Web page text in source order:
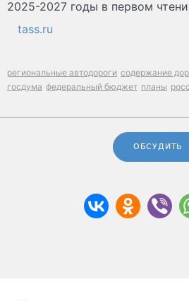
2025-2027 годы в первом
tass.ru
региональные автодороги содержание
госдума федеральный бюджет планы
ОБСУДИТЬ